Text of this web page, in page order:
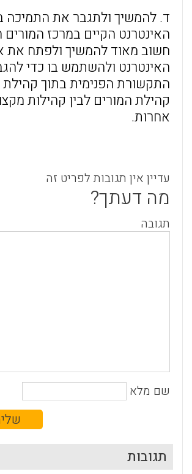
ד. להמשיך ולתגבר את התמיכה
האינטרנט הקיים במרכז המורים
חשוב מאוד להמשיך ולפתח את
האינטרנט ולהשתמש בו כדי
התקשורת הפנימית בתוך קהילת
קהילת המורים לבין קהילות
אחרות.
עדיין אין תגובות לפריט זה
מה דעתך?
תגובה
שם מלא
תגובות